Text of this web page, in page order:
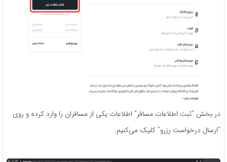
در بخش “ثبت اطلاعات مسافر” اطلاعات یکی از مسافران را وارد کرده و روی
“ارسال درخواست رزرو” کلیک می‌کنیم.